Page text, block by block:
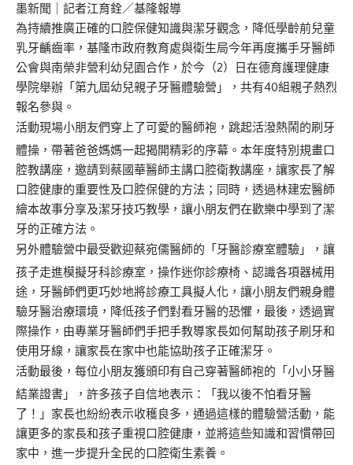
墨新聞 ｜記者江育銓／基隆報導
為持續推廣正確的口腔保健知識與潔牙觀念，降低學齡前兒童
乳牙齲齒率，基隆市政府教育處與衛生局今年再度攜手牙醫師
公會與南榮非營利幼兒園合作，於今（2）日在德育護理健康
學院舉辦「第九屆幼兒親子牙醫體驗營」，共有40組親子熱烈
報名參與。
活動現場小朋友們穿上了可愛的醫師袍，跳起活潑熱鬧的刷牙
體操，帶著爸爸媽媽一起揭開精彩的序幕。本年度特別規畫口
腔教講座，邀請到蔡國華醫師主講口腔衛教講座，讓家長了解
口腔健康的重要性及口腔保健的方法；同時，透過林建宏醫師
繪本故事分享及潔牙技巧教學，讓小朋友們在歡樂中學到了潔
牙的正確方法。
另外體驗營中最受歡迎蔡宛儒醫師的「牙醫診療室體驗」，讓
孩子走進模擬牙科診療室，操作迷你診療椅、認識各項器械用
途，牙醫師們更巧妙地將診療工具擬人化，讓小朋友們親身體
驗牙醫治療環境，降低孩子們對看牙醫的恐懼，最後，透過實
際操作，由專業牙醫師們手把手教導家長如何幫助孩子刷牙和
使用牙線，讓家長在家中也能協助孩子正確潔牙。
活動最後，每位小朋友獲頒印有自己穿著醫師袍的「小小牙醫
結業證書」，許多孩子自信地表示：「我以後不怕看牙醫
了！」家長也紛紛表示收穫良多，通過這樣的體驗營活動，能
讓更多的家長和孩子重視口腔健康，並將這些知識和習慣帶回
家中，進一步提升全民的口腔衛生素養。